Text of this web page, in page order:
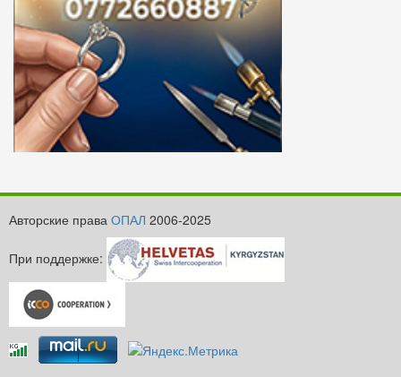
Авторские права ОПАЛ 2006-2025
При поддержке: